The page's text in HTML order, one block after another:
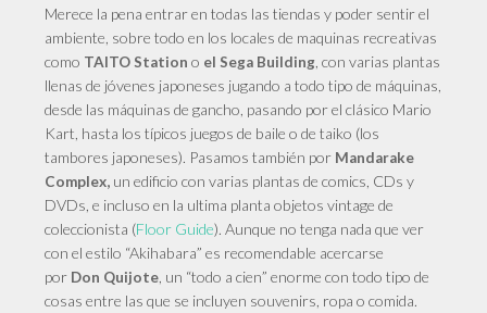
Merece la pena entrar en todas las tiendas y poder sentir el
ambiente, sobre todo en los locales de maquinas recreativas
como TAITO Station o el Sega Building , con varias plantas
llenas de jóvenes japoneses jugando a todo tipo de máquinas,
desde las máquinas de gancho, pasando por el clásico Mario
Kart, hasta los típicos juegos de baile o de taiko (los
tambores japoneses). Pasamos también por Mandarake
Complex, un edificio con varias plantas de comics, CDs y
DVDs, e incluso en la ultima planta objetos vintage de
coleccionista (Floor Guide). Aunque no tenga nada que ver
con el estilo “Akihabara” es recomendable acercarse
por Don Quijote , un “todo a cien” enorme con todo tipo de
cosas entre las que se incluyen souvenirs, ropa o comida.